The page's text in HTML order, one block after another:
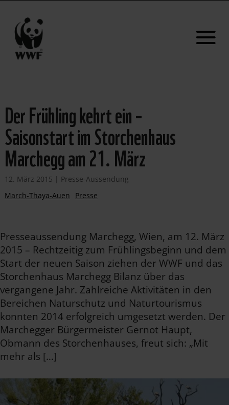
Der Frühling kehrt ein –
Saisonstart im Storchenhaus
Marchegg am 21. März
12. März 2015 | Presse-Aussendung
March-Thaya-Auen
Presse
Presseaussendung Marchegg, Wien, am 12. März
2015 – Rechtzeitig zum Frühlingsbeginn und dem
Start der neuen Saison ziehen der WWF und das
Storchenhaus Marchegg Bilanz über das
vergangene Jahr. Zahlreiche Aktivitäten in den
Bereichen Naturschutz und Naturtourismus
konnten 2014 erfolgreich umgesetzt werden. Der
Marchegger Bürgermeister Gernot Haupt,
Obmann des Storchenhauses, freut sich: „Mit
mehr als […]